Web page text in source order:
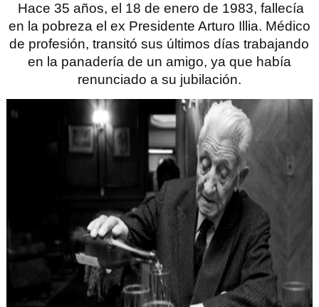
Hace 35 años, e l 18 de enero de 1983,fallecía
en la pobreza el ex Presidente Arturo Illia. Médico
de profesión, transitó sus últimos días trabajando
en la panadería de un amigo, ya que había
renunciado a su jubilación.